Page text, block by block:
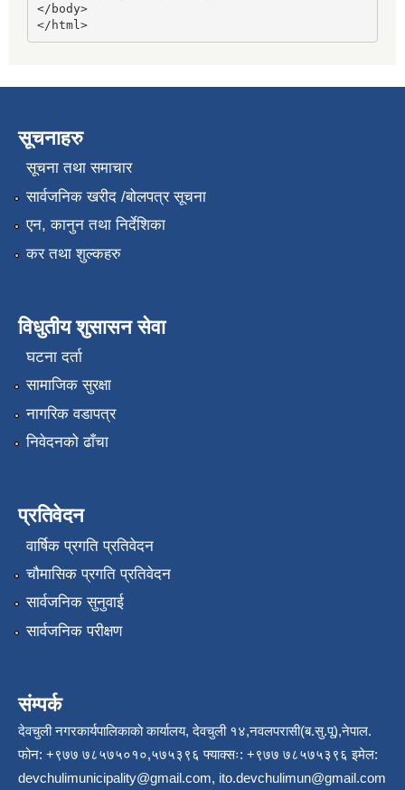
</body>
</html>
सूचनाहरु
सूचना तथा समाचार
सार्वजनिक खरीद /बोलपत्र सूचना
एन, कानुन तथा निर्देशिका
कर तथा शुल्कहरु
विधुतीय शुसासन सेवा
घटना दर्ता
सामाजिक सुरक्षा
नागरिक वडापत्र
निवेदनको ढाँचा
प्रतिवेदन
वार्षिक प्रगति प्रतिवेदन
चौमासिक प्रगति प्रतिवेदन
सार्वजनिक सुनुवाई
सार्वजनिक परीक्षण
संम्पर्क
देवचुली नगरकार्यपालिकाकाे कार्यालय, देवचुली १४,नवलपरासी(ब.सु.पू),नेपाल.
फोन: +९७७ ७८५७५०१०,५७५३९६ फ्याक्सः: +९७७ ७८५७५३९६ इमेल:
devchulimunicipality@gmail.com, ito.devchulimun@gmail.com